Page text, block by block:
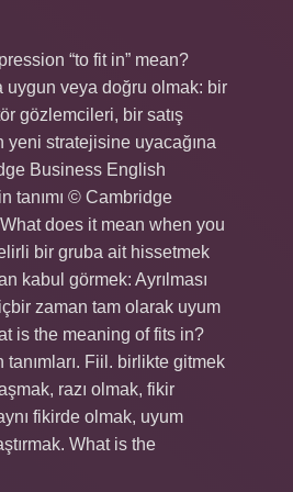
“to fit in” mean?
uygun veya doğru olmak: bir
gözlemcileri, bir satış
yeni stratejisine uyacağına
Business English
tanımı © Cambridge
does it mean when you
bir gruba ait hissetmek
kabul görmek: Ayrılması
zaman tam olarak uyum
is the meaning of fits in?
tanımları. Fiil. birlikte gitmek
razı olmak, fikir
fikirde olmak, uyum
What is the